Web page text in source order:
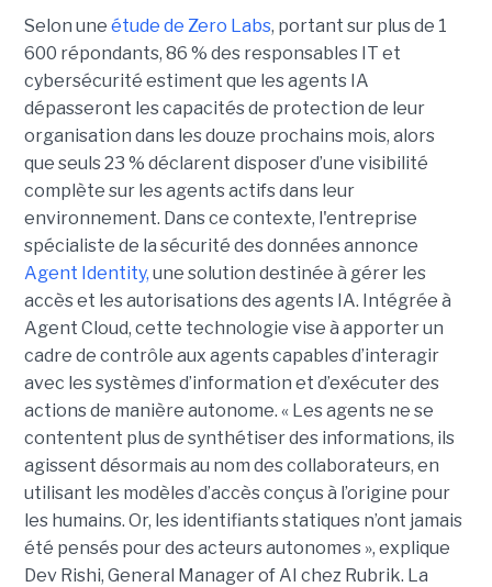
Selon une étude de Zero Labs, portant sur plus de 1
600 répondants, 86 % des responsables IT et
cybersécurité estiment que les agents IA
dépasseront les capacités de protection de leur
organisation dans les douze prochains mois, alors
que seuls 23 % déclarent disposer d’une visibilité
complète sur les agents actifs dans leur
environnement. Dans ce contexte, l'entreprise
spécialiste de la sécurité des données annonce
Agent Identity, une solution destinée à gérer les
accès et les autorisations des agents IA. Intégrée à
Agent Cloud, cette technologie vise à apporter un
cadre de contrôle aux agents capables d’interagir
avec les systèmes d’information et d’exécuter des
actions de manière autonome. « Les agents ne se
contentent plus de synthétiser des informations, ils
agissent désormais au nom des collaborateurs, en
utilisant les modèles d’accès conçus à l’origine pour
les humains. Or, les identifiants statiques n’ont jamais
été pensés pour des acteurs autonomes », explique
Dev Rishi, General Manager of AI chez Rubrik. La